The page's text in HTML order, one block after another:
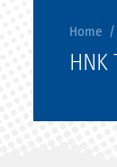
Home
HNK